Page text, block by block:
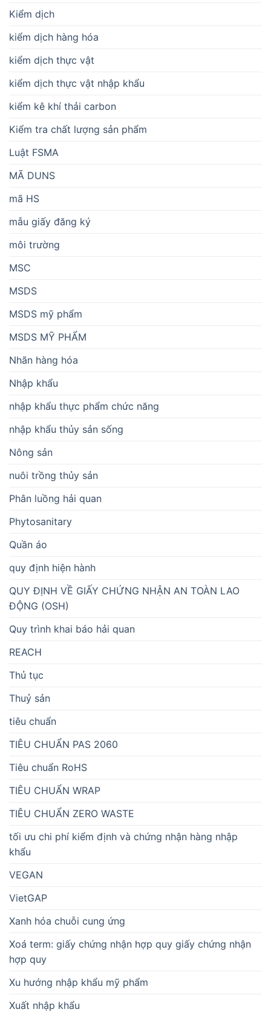
Kiểm dịch
kiểm dịch hàng hóa
kiểm dịch thực vật
kiểm dịch thực vật nhập khẩu
kiểm kê khí thải carbon
Kiểm tra chất lượng sản phẩm
Luật FSMA
MÃ DUNS
mã HS
mẫu giấy đăng ký
môi trường
MSC
MSDS
MSDS mỹ phẩm
MSDS MỸ PHẨM
Nhãn hàng hóa
Nhập khẩu
nhập khẩu thực phẩm chức năng
nhập khẩu thủy sản sống
Nông sản
nuôi trồng thủy sản
Phân luồng hải quan
Phytosanitary
Quần áo
quy định hiện hành
QUY ĐỊNH VỀ GIẤY CHỨNG NHẬN AN TOÀN LAO
ĐỘNG (OSH)
Quy trình khai báo hải quan
REACH
Thủ tục
Thuỷ sản
tiêu chuẩn
TIÊU CHUẨN PAS 2060
Tiêu chuẩn RoHS
TIÊU CHUẨN WRAP
TIÊU CHUẨN ZERO WASTE
tối ưu chi phí kiểm định và chứng nhận hàng nhập
khẩu
VEGAN
VietGAP
Xanh hóa chuỗi cung ứng
Xoá term: giấy chứng nhận hợp quy giấy chứng nhận
hợp quy
Xu hướng nhập khẩu mỹ phẩm
Xuất nhập khẩu